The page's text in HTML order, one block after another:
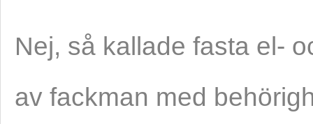
Nej, så kallade fasta el-
av fackman med